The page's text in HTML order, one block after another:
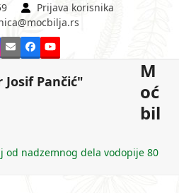
Prijava korisnika
EmailFacebookYouTube
Pančić"
M
oć
bil
od nadzemnog dela vodopije 80